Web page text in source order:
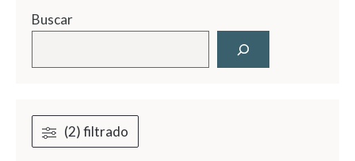
Buscar
(2) filtrado